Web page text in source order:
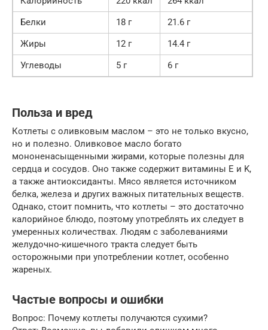
Белки
18 г
21.6 г
Жиры
12 г
14.4 г
Углеводы
5 г 6 г
Польза и вред
Котлеты с оливковым маслом – это не только вкусно,
но и полезно. Оливковое масло богато
мононенасыщенными жирами, которые полезны для
сердца и сосудов. Оно также содержит витамины E и K,
а также антиоксиданты. Мясо является источником
белка, железа и других важных питательных веществ.
Однако, стоит помнить, что котлеты – это достаточно
калорийное блюдо, поэтому употреблять их следует в
умеренных количествах. Людям с заболеваниями
желудочно-кишечного тракта следует быть
осторожными при употреблении котлет, особенно
жареных.
Частые вопросы и ошибки
Вопрос: Почему котлеты получаются сухими?